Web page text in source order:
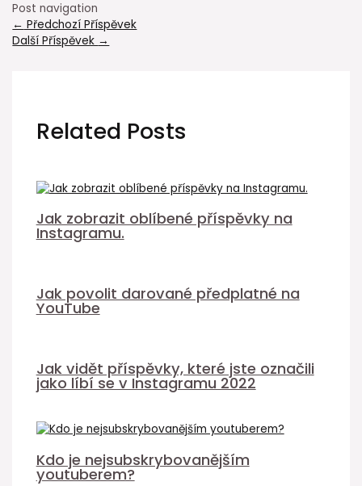
Post navigation
← Předchozí Příspěvek
Další Příspěvek →
Related Posts
Jak zobrazit oblíbené příspěvky na
Instagramu.
Jak povolit darované předplatné na
YouTube
Jak vidět příspěvky, které jste označili
jako líbí se v Instagramu 2022
Kdo je nejsubskrybovanějším
youtuberem?